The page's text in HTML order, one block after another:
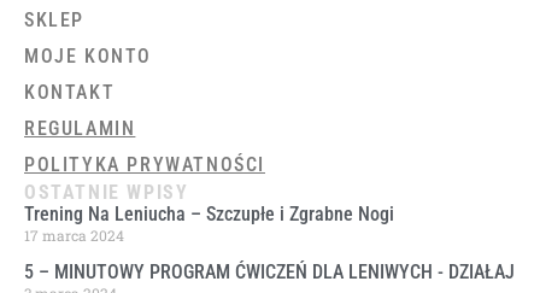
SKLEP
MOJE KONTO
KONTAKT
REGULAMIN
POLITYKA PRYWATNOŚCI
OSTATNIE WPISY
Trening Na Leniucha – Szczupłe i Zgrabne Nogi
17 marca 2024
5 – MINUTOWY PROGRAM ĆWICZEŃ DLA LENIWYCH ​- DZIAŁAJ